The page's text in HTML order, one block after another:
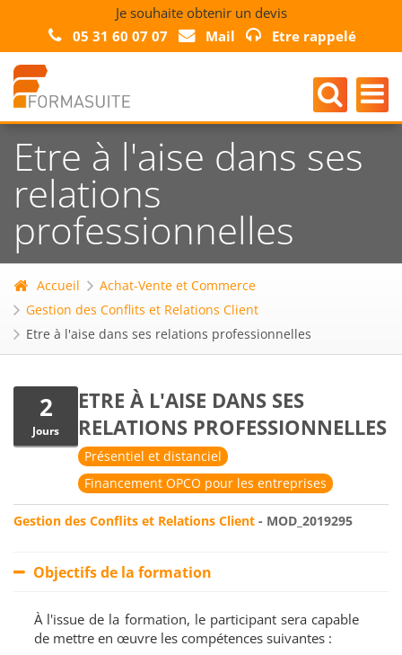
Je souhaite obtenir un devis
05 31 60 07 07
Mail Etre rappelé
Etre à l'aise dans ses
relations
professionnelles
Accueil
Achat-Vente et Commerce
Gestion des Conflits et Relations Client
Etre à l'aise dans ses relations professionnelles
2
Jours
ETRE À L'AISE DANS SES
RELATIONS PROFESSIONNELLES
Présentiel et distanciel
Financement OPCO pour les entreprises
Gestion des Conflits et Relations Client - MOD_2019295
Objectifs de la formation
À l'issue de la formation, le participant sera capable
de mettre en œuvre les compétences suivantes :